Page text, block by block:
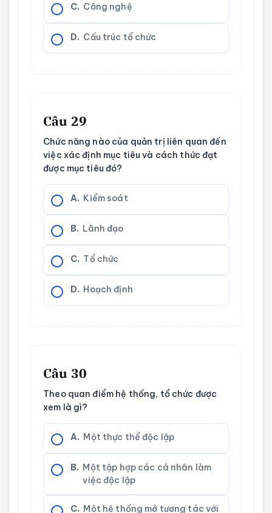
C. Công nghệ
D. Cấu trúc tổ chức
Câu 29
Chức năng nào của quản trị liên quan đến
việc xác định mục tiêu và cách thức đạt
được mục tiêu đó?
A. Kiểm soát
B. Lãnh đạo
C. Tổ chức
D. Hoạch định
Câu 30
Theo quan điểm hệ thống, tổ chức được
xem là gì?
A. Một thực thể độc lập
B. Một tập hợp các cá nhân làm
việc độc lập
C. Một hệ thống mở tương tác với